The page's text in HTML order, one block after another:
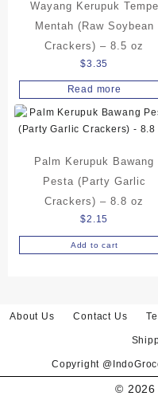
Wayang Kerupuk Tempe
Mentah (Raw Soybean
Crackers) – 8.5 oz
$3.35
Read more
Palm Kerupuk Bawang
Pesta (Party Garlic
Crackers) – 8.8 oz
$2.15
Add to cart
About Us Contact Us
Copyright
© 2026